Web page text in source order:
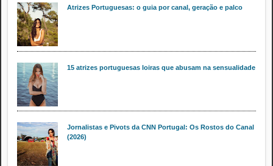
Atrizes Portuguesas: o guia por canal, geração e palco
15 atrizes portuguesas loiras que abusam na sensualidade
Jornalistas e Pivots da CNN Portugal: Os Rostos do Canal
(2026)